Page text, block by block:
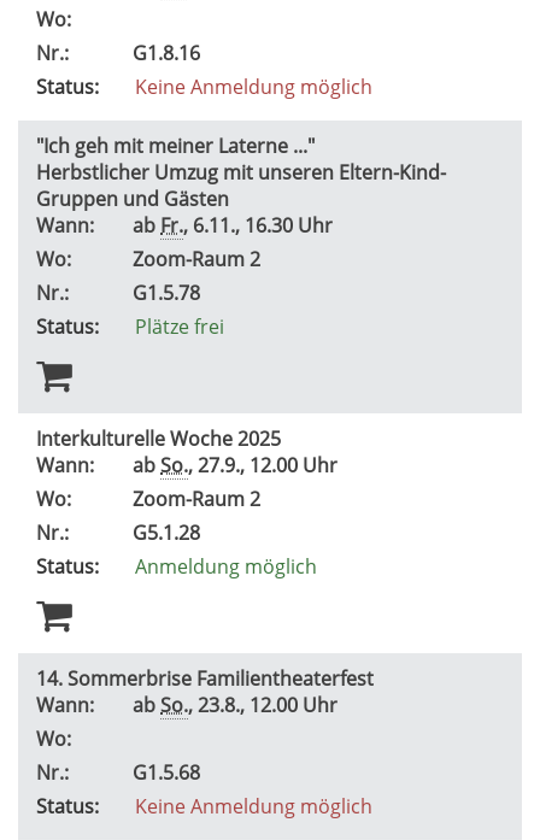
Wo:
Nr.:
G1.8.16
Status:
Keine Anmeldung möglich
"Ich geh mit meiner Laterne ..."
Herbstlicher Umzug mit unseren Eltern-Kind-
Gruppen und Gästen
Wann:
ab Fr., 6.11., 16.30 Uhr
Wo:
Zoom-Raum 2
Nr.:
G1.5.78
Status:
Plätze frei
Interkulturelle Woche 2025
Wann:
abSo., 27.9., 12.00 Uhr
Wo:
Zoom-Raum 2
Nr.:
G5.1.28
Status:
Anmeldung möglich
14. Sommerbrise Familientheaterfest
Wann:
abSo., 23.8., 12.00 Uhr
Wo:
Nr.:
G1.5.68
Status:
Keine Anmeldung möglich